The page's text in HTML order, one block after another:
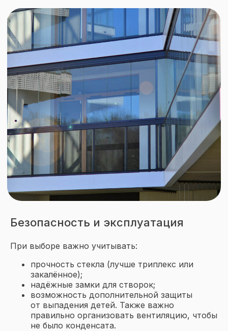
Безопасность и эксплуатация
При выборе важно учитывать:
прочность стекла (лучше триплекс или
закалённое);
надёжные замки для створок;
возможность дополнительной защиты
от выпадения детей. Также важно
правильно организовать вентиляцию, чтобы
не было конденсата.
прямо сейчас
Мы перезвоним в течение 15 минут
+7
Прикрепить фото объекта или
проект
Add file
Ознакомлен(а) сполитикой
данныхи даюсогласие на
обработку персональных данных
Оставить заявку